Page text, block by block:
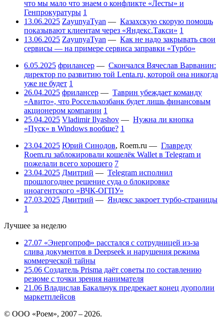
что мы мало что знаем о конфликте «Лесты» и
Генпрокуратуры 1
13.06.2025 ZayunyaTyan — Казахскую скорую помощь
показывают клиентам через «Яндекс.Такси» 1
13.06.2025 ZayunyaTyan — Как не надо закрывать свои
сервисы — на примере сервиса заправки «Турбо»
6.05.2025 фрилансер — Скончался Вячеслав Варванин:
директор по развитию той Lenta.ru, которой она никогда
уже не будет 1
26.04.2025 фрилансер — Таврин убеждает команду
«Авито», что Россельхозбанк будет лишь финансовым
акционером компании 1
25.04.2025 Vladimir Ilyashov — Нужна ли кнопка
«Пуск» в Windows вообще? 1
23.04.2025 Юрий Синодов, Roem.ru — Главреду
Roem.ru заблокировали кошелёк Wallet в Telegram и
пожелали всего хорошего 7
23.04.2025 Дмитрий — Telegram исполнил
прошлогоднее решение суда о блокировке
иноагентского «ВЧК-ОГПУ»
27.03.2025 Дмитрий — Яндекс закроет турбо-страницы
1
Лучшее за неделю
27.07 «Энергопроф» расстался с сотрудницей из-за
слива документов в Deepseek и нарушения режима
коммерческой тайны
25.06 Создатель Prisma даёт советы по составлению
резюме с точки зрения нанимателя
21.06 Владислав Бакальчук предрекает конец дуополии
маркетплейсов
© ООО «Роем», 2007 – 2026.